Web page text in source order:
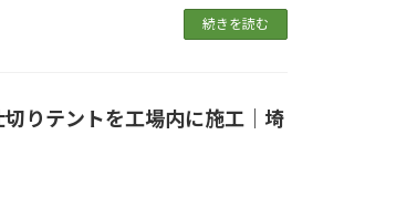
続きを読む
りテントを工場内に施工｜埼